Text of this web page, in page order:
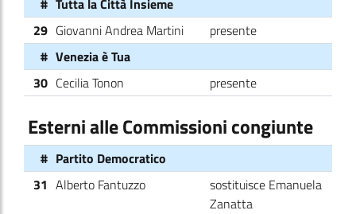
# Tutta la Città Insieme
29 Giovanni Andrea Martini
presente
# Venezia è Tua
30 Cecilia Tonon presente
Esterni alle Commissioni congiunte
# Partito Democratico
31 Alberto Fantuzzo
sostituisce Emanuela
Zanatta